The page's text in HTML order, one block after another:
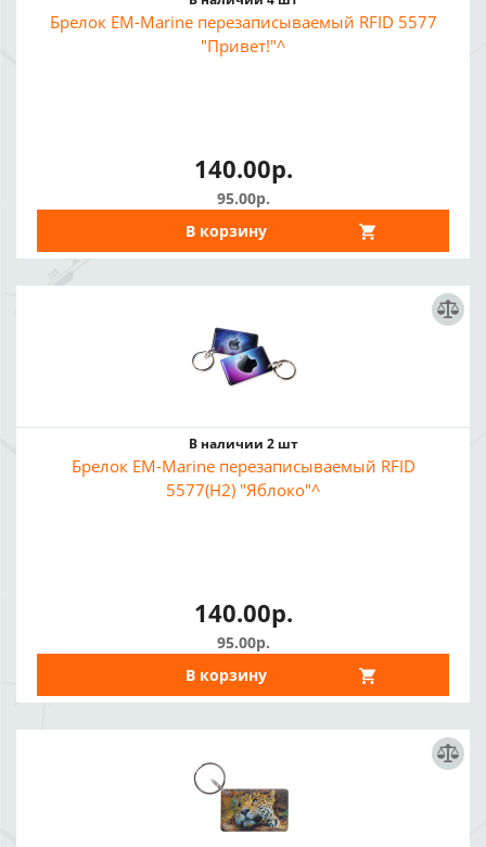
Брелок EM-Marine перезаписываемый RFID 5577
"Привет!"^
140.00р.
95.00р.
В корзину
В наличии 2 шт
Брелок EM-Marine перезаписываемый RFID
5577(H2) "Яблоко"^
140.00р.
95.00р.
В корзину